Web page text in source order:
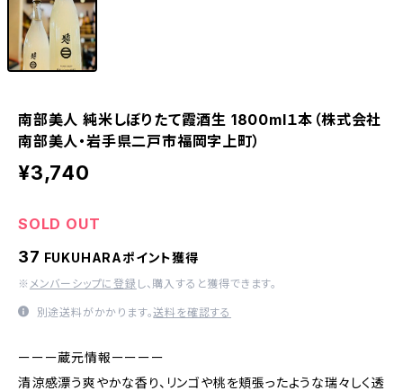
南部美人 純米しぼりたて霞酒生 1800ml１本（株式会社
南部美人・岩手県二戸市福岡字上町）
¥3,740
SOLD OUT
37 FUKUHARAポイント獲得
※ メンバーシップに登録 し、購入すると獲得できます。
別途送料がかかります。送料を確認する
ーーー蔵元情報ーーーー
清涼感漂う爽やかな香り、リンゴや桃を頬張ったような瑞々しく透